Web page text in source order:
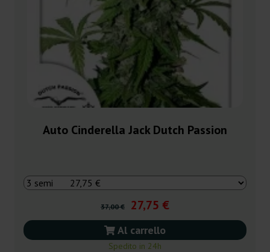
Auto Cinderella Jack Dutch Passion
37,00 € 27,75 €
Al carrello
Spedito in 24h